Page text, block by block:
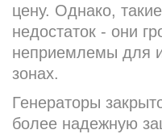
цену. Однако,
недостаток - они
неприемлемы для
зонах.
Генераторы
более надежную